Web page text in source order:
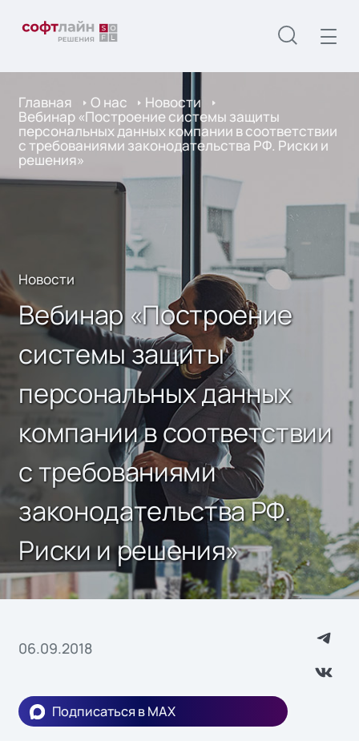
Главная О нас Новости
Вебинар «Построение системы защиты
персональных данных компании в соответствии
с требованиями законодательства РФ. Риски и
решения»
Новости
Вебинар «Построение
системы защиты
персональных данных
компании в соответствии
с требованиями
законодательства РФ.
Риски и решения»
06.09.2018
Подписаться в MAX